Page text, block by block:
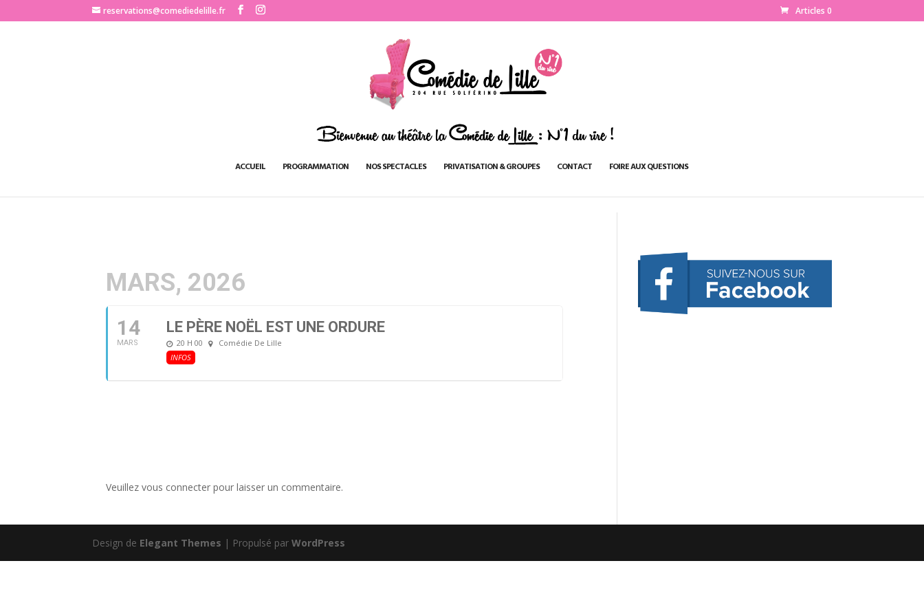
http://www.comediedelille.frreservations@comediedelille.fr Articles 0
ACCUEIL PROGRAMMATION NOS SPECTACLES PRIVATISATION & GROUPES CONTACT FOIRE AUX QUESTIONS
MARS, 2026
14
MARS
LE PÈRE NOËL EST UNE ORDURE
20 H 00
Comédie De Lille
INFOS
Veuillez vous connecter pour laisser un commentaire.
Design de Elegant Themes | Propulsé parWordPress